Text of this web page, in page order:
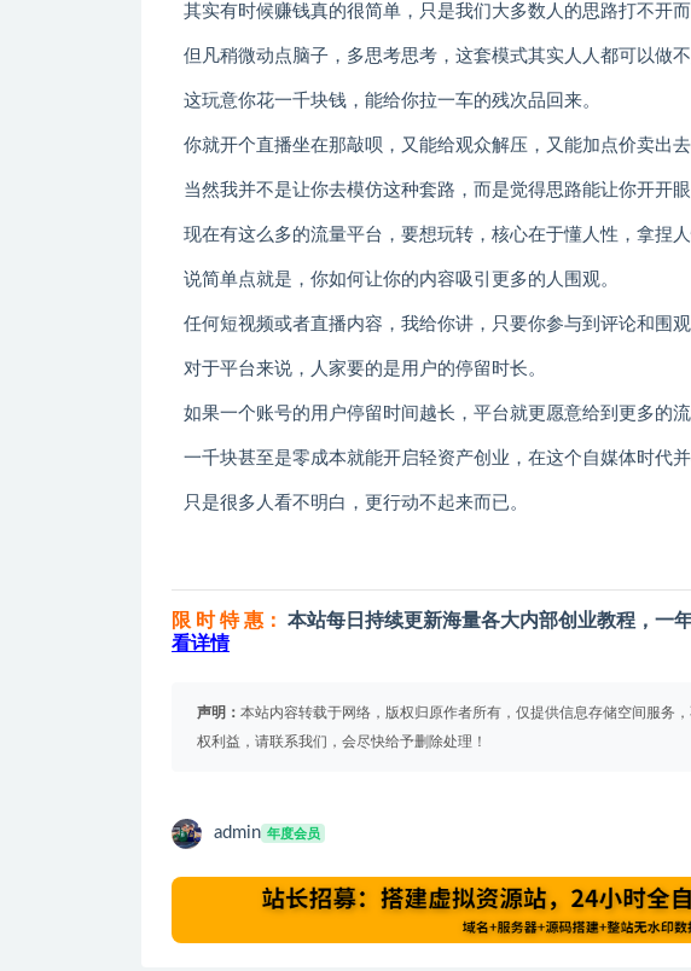
其实有时候赚钱真的很简单，只是我们大多数人的思路打不开而
但凡稍微动点脑子，多思考思考，这套模式其实人人都可以做不
这玩意你花一千块钱，能给你拉一车的残次品回来。
你就开个直播坐在那敲呗，又能给观众解压，又能加点价卖出去
当然我并不是让你去模仿这种套路，而是觉得思路能让你开开
现在有这么多的流量平台，要想玩转，核心在于懂人性，拿捏人
说简单点就是，你如何让你的内容吸引更多的人围观。
任何短视频或者直播内容，我给你讲，只要你参与到评论和围
对于平台来说，人家要的是用户的停留时长。
如果一个账号的用户停留时间越长，平台就更愿意给到更多的流
一千块甚至是零成本就能开启轻资产创业，在这个自媒体时代并
只是很多人看不明白，更行动不起来而已。
限 时 特 惠： 本站每日持续更新海量各大内部创业教程，一
看详情
声明： 本站内容转载于网络，版权归原作者所有，仅提供信息存储空间服务
权利益，请联系我们，会尽快给予删除处理！
admin 年度会员